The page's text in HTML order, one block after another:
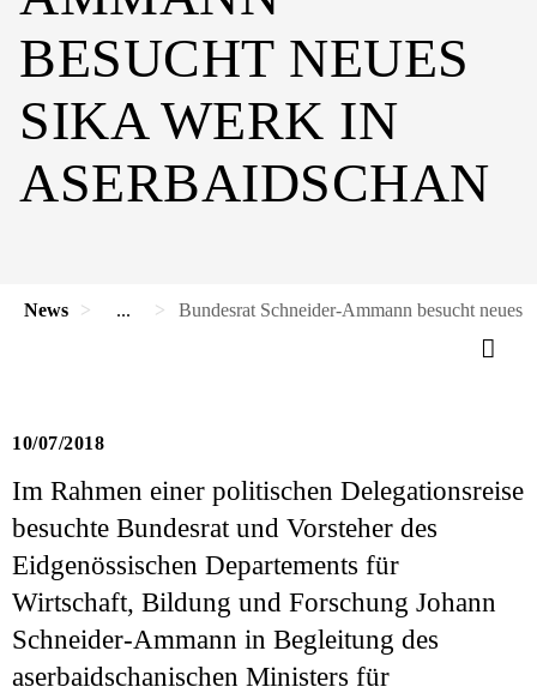
BESUCHT NEUES
SIKA WERK IN
ASERBAIDSCHAN
News ... Bundesrat Schneider-Ammann besucht neues
10/07/2018
Im Rahmen einer politischen Delegationsreise
besuchte Bundesrat und Vorsteher des
Eidgenössischen Departements für
Wirtschaft, Bildung und Forschung Johann
Schneider-Ammann in Begleitung des
aserbaidschanischen Ministers für